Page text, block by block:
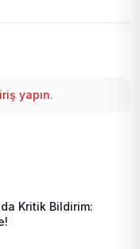
yapın.
Kritik Bildirim: